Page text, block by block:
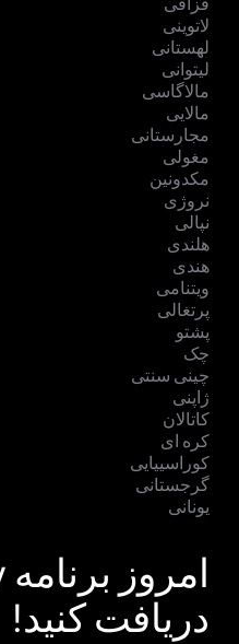
لاتوینی
لهستانی
لیتوانی
مالاگاسی
مالایی
مجارستانی
مغولی
مکدونین
نروژی
نپالی
هلندی
هندی
ویتنامی
پرتغالی
پشتو
چک
چینی سنتی
ژاپنی
کاتالان
کره ای
کوراسییایی
گرجستانی
یونانی
دریافت کنید!